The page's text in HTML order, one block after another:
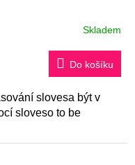
Skladem
Do košíku
slovesa být v
sloveso to be